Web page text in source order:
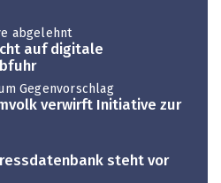
abgelehnt
auf digitale
Gegenvorschlag
verwirft Initiative zur
steht vor